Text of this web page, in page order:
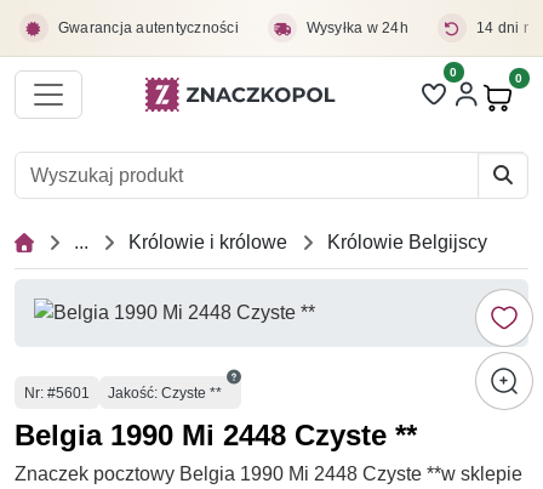
Gwarancja autentyczności Wysyłka w 24h 14 dni
Liczba pozycji
0 0
... Królowie i królowe Królowie Belgijscy
Numer
Nr: #5601 Jakość: Czyste **
Belgia 1990 Mi 2448 Czyste **
Znaczek pocztowy Belgia 1990 Mi 2448 Czyste **w sklepie